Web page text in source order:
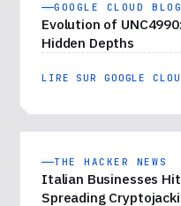
GOOGLE CLOUD BLOG
Evolution of
Hidden Depths
LIRE SUR GOOGLE
THE HACKER NEWS
Italian Businesses
Spreading